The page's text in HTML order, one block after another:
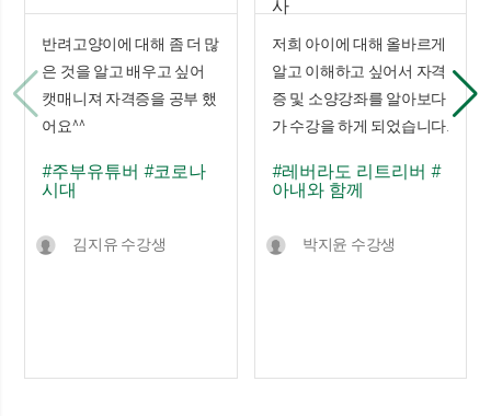
반려고양이에 대해 좀 더 많
은 것을 알고 배우고 싶어
캣매니져 자격증을 공부 했
어요^^
#주부유튜버 #코로나
시대
김지유 수강생
사
저희 아이에 대해 올바르게
알고 이해하고 싶어서 자격
증 및 소양강좌를 알아보다
가 수강을 하게 되었습니다.
#레버라도 리트리버 #
아내와 함께
박지윤 수강생